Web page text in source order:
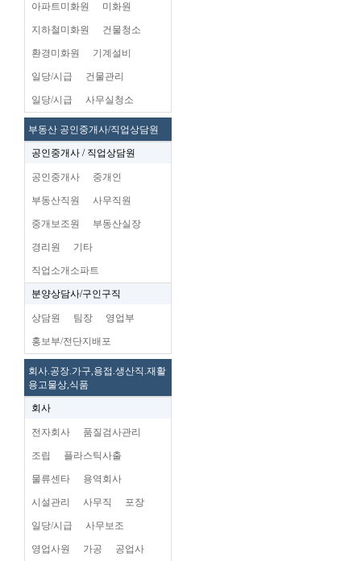
아파트미화원 미화원
지하철미화원 건물청소
환경미화원 기계설비
일당/시급 건물관리
일당/시급 사무실청소
부동산 공인중개사/직업상담원
공인중개사 / 직업상담원
공인중개사 중개인
부동산직원 사무직원
중개보조원 부동산실장
경리원 기타
직업소개소파트
분양상담사/구인구직
상담원 팀장 영업부
홍보부/전단지배포
회사.공장.가구,용접.생산직.재활
용고물상,식품
회사
전자회사 품질검사관리
조립 플라스틱사출
물류센타 용역회사
시설관리 사무직 포장
일당/시급 사무보조
영업사원 가공 공업사